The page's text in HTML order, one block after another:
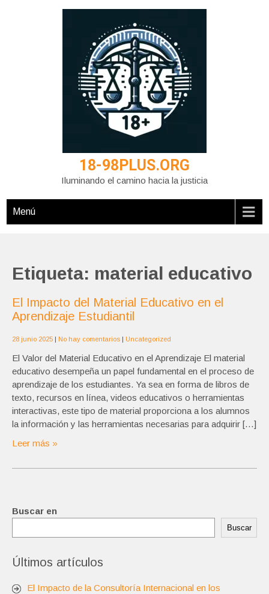
18-98PLUS.ORG
Iluminando el camino hacia la justicia
Menú
Etiqueta: material educativo
El Impacto del Material Educativo en el
Aprendizaje Estudiantil
28 junio 2025 | No hay comentarios | Uncategorized
El Valor del Material Educativo en el Aprendizaje El material
educativo desempeña un papel fundamental en el proceso de
aprendizaje de los estudiantes. Ya sea en forma de libros de
texto, recursos en línea, videos educativos o herramientas
interactivas, este tipo de material proporciona a los alumnos
la información y las herramientas necesarias para adquirir […]
Leer más »
Buscar en
Buscar
Últimos artículos
El Impacto de la Consultoría Internacional en los